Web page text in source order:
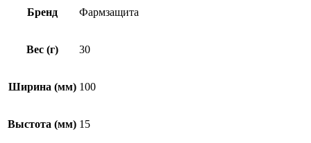
Бренд Фармзащита
Вес (г) 30
Ширина (мм) 100
Выстота (мм) 15